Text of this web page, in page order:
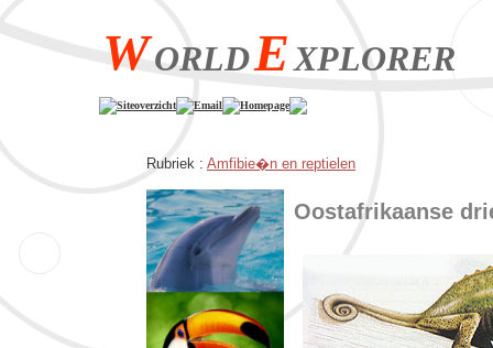
WORLDEXPLORER
Siteoverzicht Email Homepage
Rubriek : Amfibie�n en reptielen
Oostafrikaanse